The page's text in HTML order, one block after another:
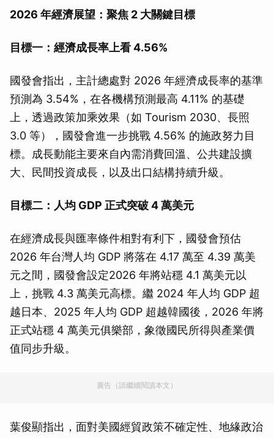
2026 年經濟展望：聚焦 2 大關鍵目標
目標一：經濟成長率上看 4.56%
國發會指出，主計總處對 2026 年經濟成長率的基準
預測為 3.54%，在各機構預測最高 4.11% 的基礎
上，透過政策加乘效果（如 Tourism 2030、長照
3.0 等），國發會進一步挑戰 4.56% 的施政努力目
標。成長動能主要來自內需消費回溫、公共建設擴
大、民間投資成長，以及出口結構持續升級。
目標二：人均 GDP 正式突破 4 萬美元
在經濟成長與匯率條件相對有利下，國發會預估
2026 年台灣人均 GDP 將落在 4.17 萬至 4.39 萬美
元之間，國發會設定2026 年將站穩 4.1 萬美元以
上，挑戰 4.3 萬美元高標。繼 2024 年人均 GDP 超
越日本、2025 年人均 GDP 超越韓國後，2026 年將
正式站穩 4 萬美元俱樂部，象徵國民所得與產業價
值同步升級。
廣告（請繼續閱讀本文）
葉俊顯指出，面對美國經貿政策不確定性、地緣政治